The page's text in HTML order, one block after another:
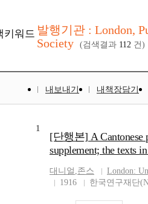
키워드 발행기관 : London,
Society
(검색결과 112 건)
내보내기 내책장담기
1
[단행본] A Cantonese
supplement; the texts
대니얼 ,존스
London:
1916
한국연구재단